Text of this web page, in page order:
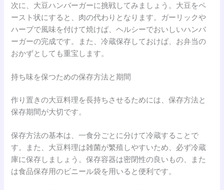
次に、大豆ハンバーガーに挑戦してみましょう。大豆をペ
ースト状にすると、肉の代わりとなります。ガーリックや
ハーブで風味を付けて焼けば、ヘルシーでおいしいハンバ
ーガーの完成です。また、冷蔵保存しておけば、お弁当の
おかずとしても重宝します。
持ち味を保つための保存方法と期間
作り置きの大豆料理を長持ちさせるためには、保存方法と
保存期間が大切です。
保存方法の基本は、一食分ごとに分けて冷蔵することで
す。また、大豆料理は雑菌が繁殖しやすいため、必ず冷蔵
庫に保存しましょう。保存容器は密閉性の良いもの、また
は食品保存用のビニール袋を用いると便利です。